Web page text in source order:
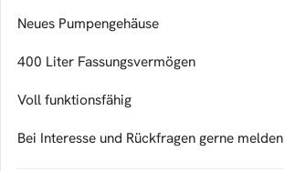
Neues Pumpengehäuse
400 Liter Fassungsvermögen
Voll funktionsfähig
Bei Interesse und Rückfragen gerne melden